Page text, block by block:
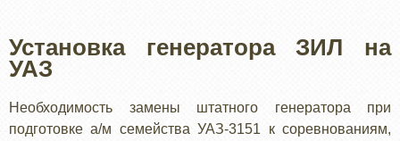
Установка генератора ЗИЛ на
УАЗ
Необходимость замены штатного генератора при
подготовке а/м семейства УАЗ-3151 к соревнованиям,